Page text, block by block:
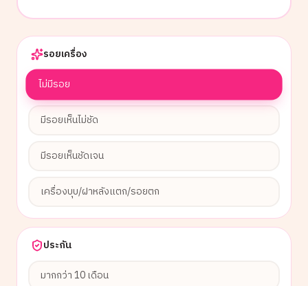
รอยเครื่อง
ไม่มีรอย
มีรอยเห็นไม่ชัด
มีรอยเห็นชัดเจน
เครื่องบุบ/ฝาหลังแตก/รอยตก
ประกัน
มากกว่า 10 เดือน